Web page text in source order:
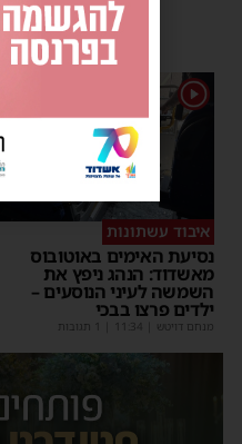
1
איבוד עשתונות
נסיעת האימים באוטובוס
מאשדוד: הנהג ניפץ את
השמשה לעיני הנוסעים –
ילדים פרצו בבכי
מנחם דויטש 11:34